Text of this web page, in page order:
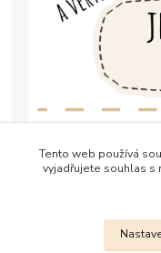
Tento web používá
vyjadřujete souhlas s